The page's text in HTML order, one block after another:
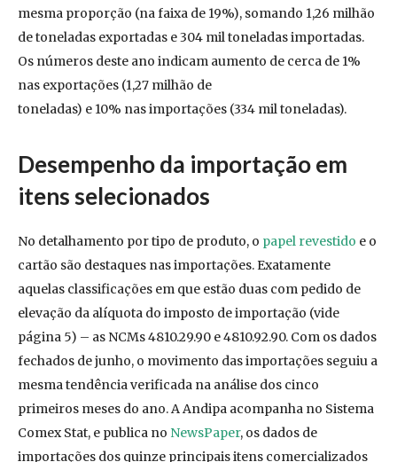
mesma proporção (na faixa de 19%), somando 1,26 milhão
de toneladas exportadas e 304 mil toneladas importadas.
Os números deste ano indicam aumento de cerca de 1%
nas exportações (1,27 milhão de
toneladas) e 10% nas importações (334 mil toneladas).
Desempenho da importação em
itens selecionados
No detalhamento por tipo de produto, o papel revestido e o
cartão são destaques nas importações. Exatamente
aquelas classificações em que estão duas com pedido de
elevação da alíquota do imposto de importação (vide
página 5) – as NCMs 4810.29.90 e 4810.92.90. Com os dados
fechados de junho, o movimento das importações seguiu a
mesma tendência verificada na análise dos cinco
primeiros meses do ano. A Andipa acompanha no Sistema
Comex Stat, e publica no NewsPaper, os dados de
importações dos quinze principais itens comercializados